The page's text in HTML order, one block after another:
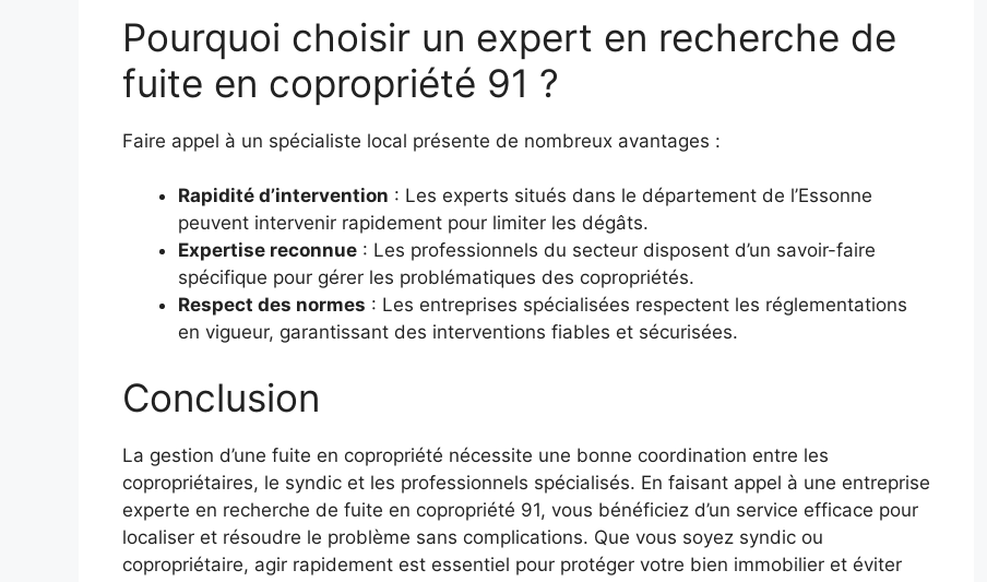
Pourquoi choisir un expert en recherche de
fuite en copropriété 91 ?
Faire appel à un spécialiste local présente de nombreux avantages :
Rapidité d’intervention : Les experts situés dans le département de l’Essonne
peuvent intervenir rapidement pour limiter les dégâts.
Expertise reconnue : Les professionnels du secteur disposent d’un savoir-faire
spécifique pour gérer les problématiques des copropriétés.
Respect des normes : Les entreprises spécialisées respectent les réglementations
en vigueur, garantissant des interventions fiables et sécurisées.
Conclusion
La gestion d’une fuite en copropriété nécessite une bonne coordination entre les
copropriétaires, le syndic et les professionnels spécialisés. En faisant appel à une entreprise
experte en recherche de fuite en copropriété 91, vous bénéficiez d’un service efficace pour
localiser et résoudre le problème sans complications. Que vous soyez syndic ou
copropriétaire, agir rapidement est essentiel pour protéger votre bien immobilier et éviter